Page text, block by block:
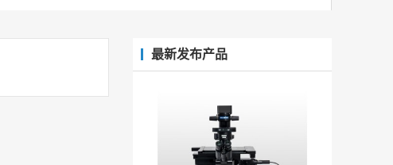
最新发布产品